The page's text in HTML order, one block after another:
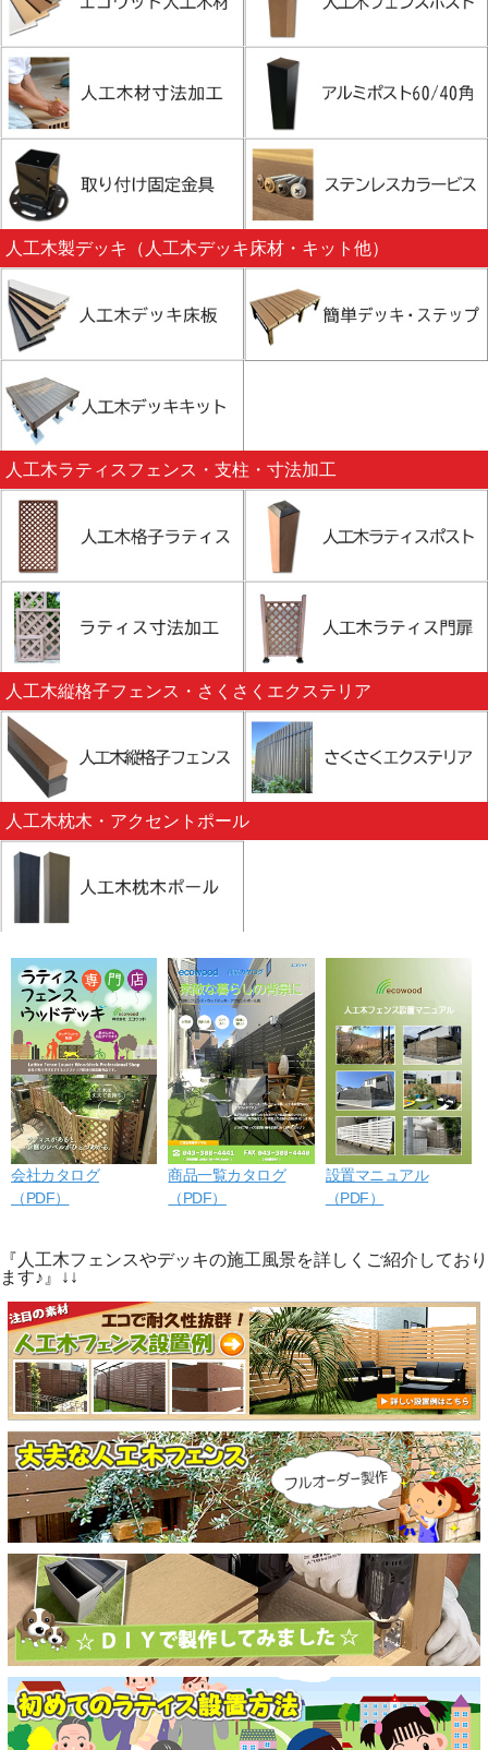
人工木製デッキ（人工木デッキ床材・キット他）
人工木ラティスフェンス・支柱・寸法加工
人工木縦格子フェンス・さくさくエクステリア
人工木枕木・アクセントポール
会社カタログ
（PDF）
商品一覧カタログ
（PDF）
設置マニュアル
（PDF）
『人工木フェンスやデッキの施工風景を詳しくご紹介しており
ます♪』↓↓